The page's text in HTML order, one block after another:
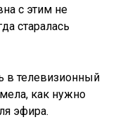
с этим не
старалась
в телевизионный
как нужно
эфира.